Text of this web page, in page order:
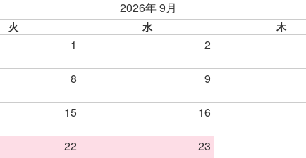
2026年 9月
火 水 木
1 2
8 9
15 16
22 23